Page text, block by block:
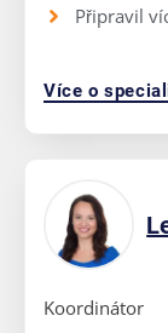
Připravil
Více o
Koordinátor